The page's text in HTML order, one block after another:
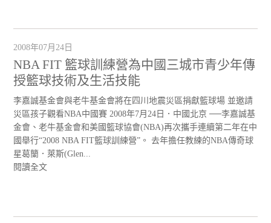
2008年07月24日
NBA FIT 籃球訓練營為中國三城市青少年傳
授籃球技術及生活技能
李嘉誠基金會與老牛基金會將在四川地震災區捐獻籃球場 並邀請
災區孩子觀看NBA中國賽 2008年7月24日．中國北京 ──李嘉誠基
金會、老牛基金會和美國籃球協會(NBA)再次攜手連續第二年在中
國舉行“2008 NBA FIT籃球訓練營”。 去年擔任教練的NBA傳奇球
星葛籣．萊斯(Glen...
閱讀全文